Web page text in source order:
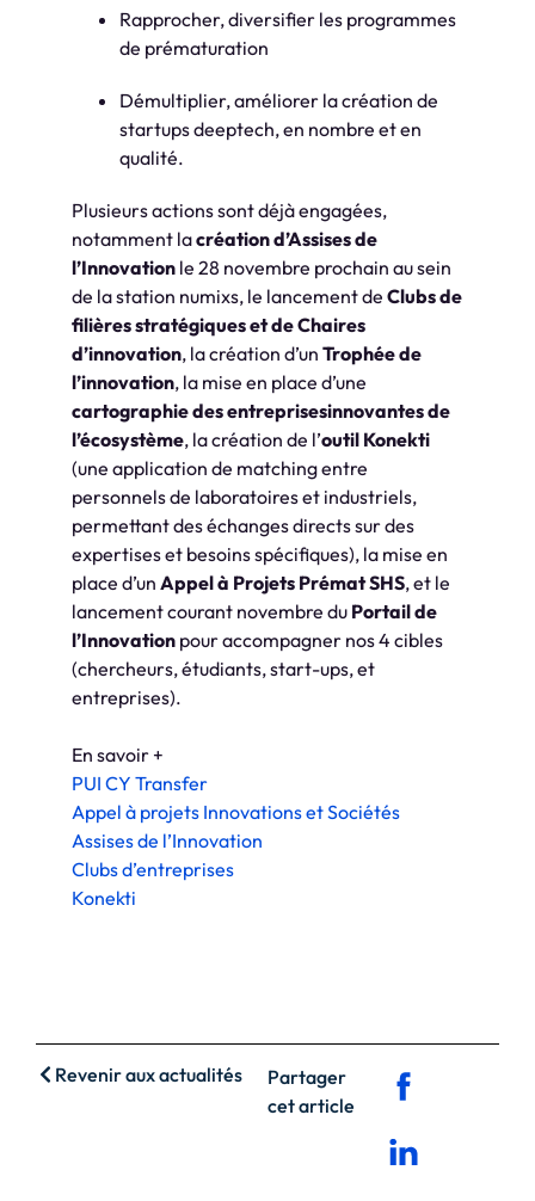
️Rapprocher, diversifier les programmes
de prématuration
️Démultiplier, améliorer la création de
startups deeptech, en nombre et en
qualité.
Plusieurs actions sont déjà engagées,
notamment lacréation d’Assises de
l’Innovation le 28 novembre prochain au sein
de la station numixs, le lancement de Clubs de
filières stratégiques et de Chaires
d’innovation, la création d’un Trophée de
l’innovation, la mise en place d’une
cartographie des entreprisesinnovantes de
l’écosystème, la création de l’outil Konekti
(une application de matching entre
personnels de laboratoires et industriels,
permettant des échanges directs sur des
expertises et besoins spécifiques), la mise en
place d’un Appel à Projets Prémat SHS, et le
lancement courant novembre du Portail de
l’Innovation pour accompagner nos 4 cibles
(chercheurs, étudiants, start-ups, et
entreprises).
En savoir +
PUI CY Transfer
Appel à projets Innovations et Sociétés
Assises de l’Innovation
Clubs d’entreprises
Konekti
Revenir aux actualités
Partager
cet article